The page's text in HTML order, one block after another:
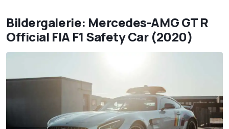
Bildergalerie: Mercedes-AMG GT R
Official FIA F1 Safety Car (2020)